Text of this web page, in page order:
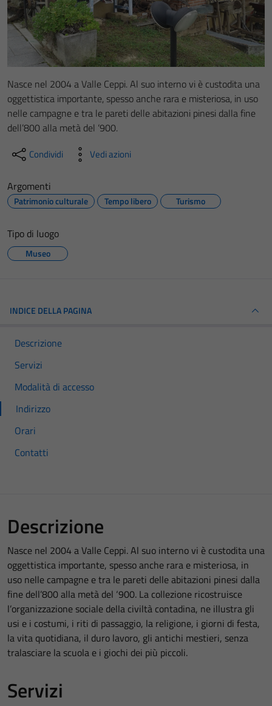
Nasce nel 2004 a Valle Ceppi. Al suo interno vi è custodita una
oggettistica importante, spesso anche rara e misteriosa, in uso
nelle campagne e tra le pareti delle abitazioni pinesi dalla fine
dell’800 alla metà del ‘900.
Condividi Vedi azioni
Argomenti
Patrimonio culturale Tempo libero Turismo
Tipo di luogo
Museo
INDICE DELLA PAGINA
Descrizione
Servizi
Modalità di accesso
Indirizzo
Orari
Contatti
Descrizione
Nasce nel 2004 a Valle Ceppi. Al suo interno vi è custodita una
oggettistica importante, spesso anche rara e misteriosa, in
uso nelle campagne e tra le pareti delle abitazioni pinesi dalla
fine dell’800 alla metà del ‘900. La collezione ricostruisce
l’organizzazione sociale della civiltà contadina, ne illustra gli
usi e i costumi, i riti di passaggio, la religione, i giorni di festa,
la vita quotidiana, il duro lavoro, gli antichi mestieri, senza
tralasciare la scuola e i giochi dei più piccoli.
Servizi